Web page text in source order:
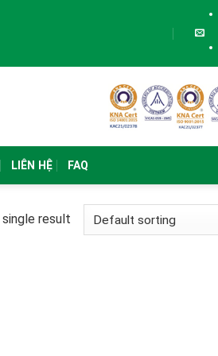
LIÊN HỆ FAQ
result